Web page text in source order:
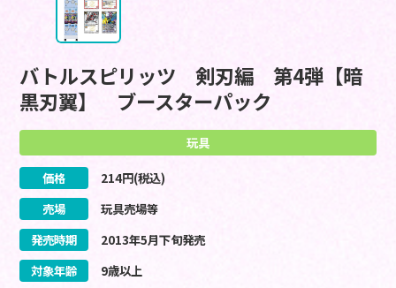
バトルスピリッツ 剣刃編 第4弾【暗
黒刃翼】 ブースターパック
玩具
価格 214円(税込)
売場
玩具売場等
発売時期
2013年5月下旬発売
対象年齢
9歳以上